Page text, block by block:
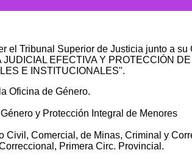
el Tribunal Superior de Justicia junto a
EFECTIVA Y PROTECCIÓN
E INSTITUCIONALES".
Oficina de Género.
y Protección Integral de Menores
Comercial, de Minas, Criminal y
Primera Circ. Provincial.